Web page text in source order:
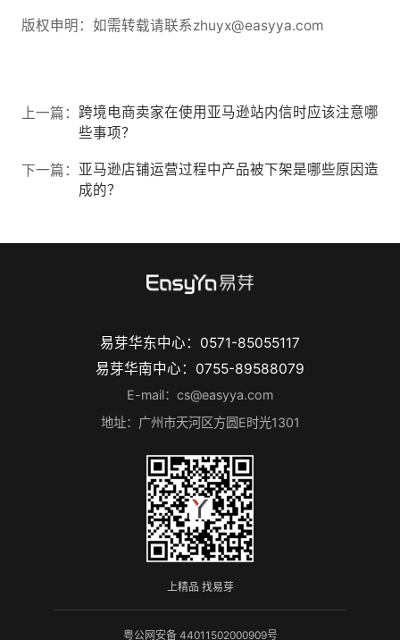
版权申明：如需转载请联系zhuyx@easyya.com
上一篇： 跨境电商卖家在使用亚马逊站内信时应该注意哪
些事项？
下一篇： 亚马逊店铺运营过程中产品被下架是哪些原因造
成的？
易芽华东中心：0571-85055117
易芽华南中心：0755-89588079
E-mail：cs@easyya.com
地址：广州市天河区方圆E时光1301
上精品 找易芽
粤公网安备 44011502000909号